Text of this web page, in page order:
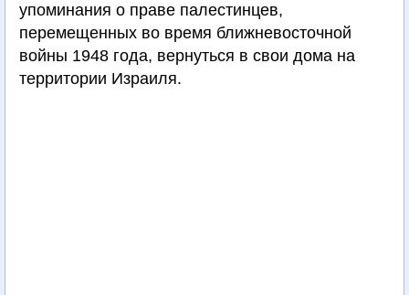
упоминания о праве палестинцев,
перемещенных во время ближневосточной
войны 1948 года, вернуться в свои дома на
территории Израиля.